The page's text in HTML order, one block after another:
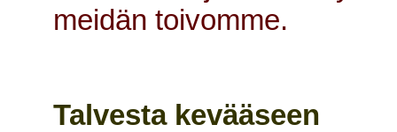
meidän toivomme.
Talvesta kevääseen